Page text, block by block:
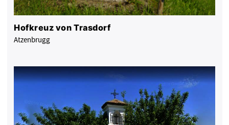
Hofkreuz von Trasdorf
Atzenbrugg